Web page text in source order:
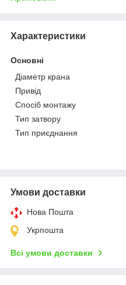
Характеристики
Основні
Діаметр крана
Привід
Спосіб монтажу
Тип затвору
Тип приєднання
Умови доставки
Нова Пошта
Укрпошта
Всі умови доставки